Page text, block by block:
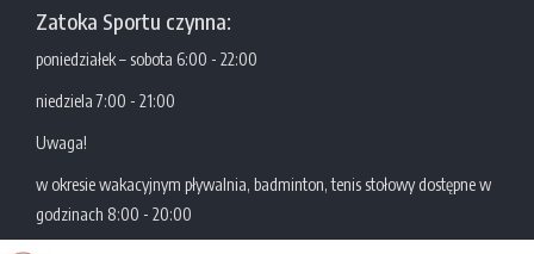
Zatoka Sportu czynna:
poniedziałek – sobota 6:00 - 22:00
niedziela 7:00 - 21:00
Uwaga!
w okresie wakacyjnym pływalnia, badminton, tenis stołowy dostępne w
godzinach 8:00 - 20:00